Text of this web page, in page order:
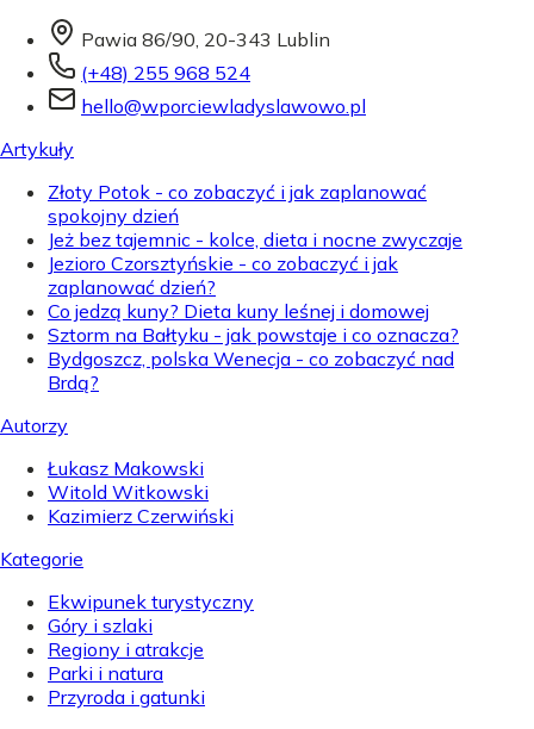
Pawia 86/90, 20-343 Lublin
(+48) 255 968 524
hello@wporciewladyslawowo.pl
Artykuły
Złoty Potok - co zobaczyć i jak zaplanować
spokojny dzień
Jeż bez tajemnic - kolce, dieta i nocne zwyczaje
Jezioro Czorsztyńskie - co zobaczyć i jak
zaplanować dzień?
Co jedzą kuny? Dieta kuny leśnej i domowej
Sztorm na Bałtyku - jak powstaje i co oznacza?
Bydgoszcz, polska Wenecja - co zobaczyć nad
Brdą?
Autorzy
Łukasz Makowski
Witold Witkowski
Kazimierz Czerwiński
Kategorie
Ekwipunek turystyczny
Góry i szlaki
Regiony i atrakcje
Parki i natura
Przyroda i gatunki